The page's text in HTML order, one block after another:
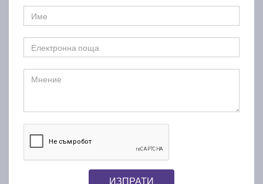
ИЗПРАТИ